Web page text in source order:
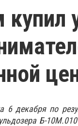
купил
6 декабря по
Б-